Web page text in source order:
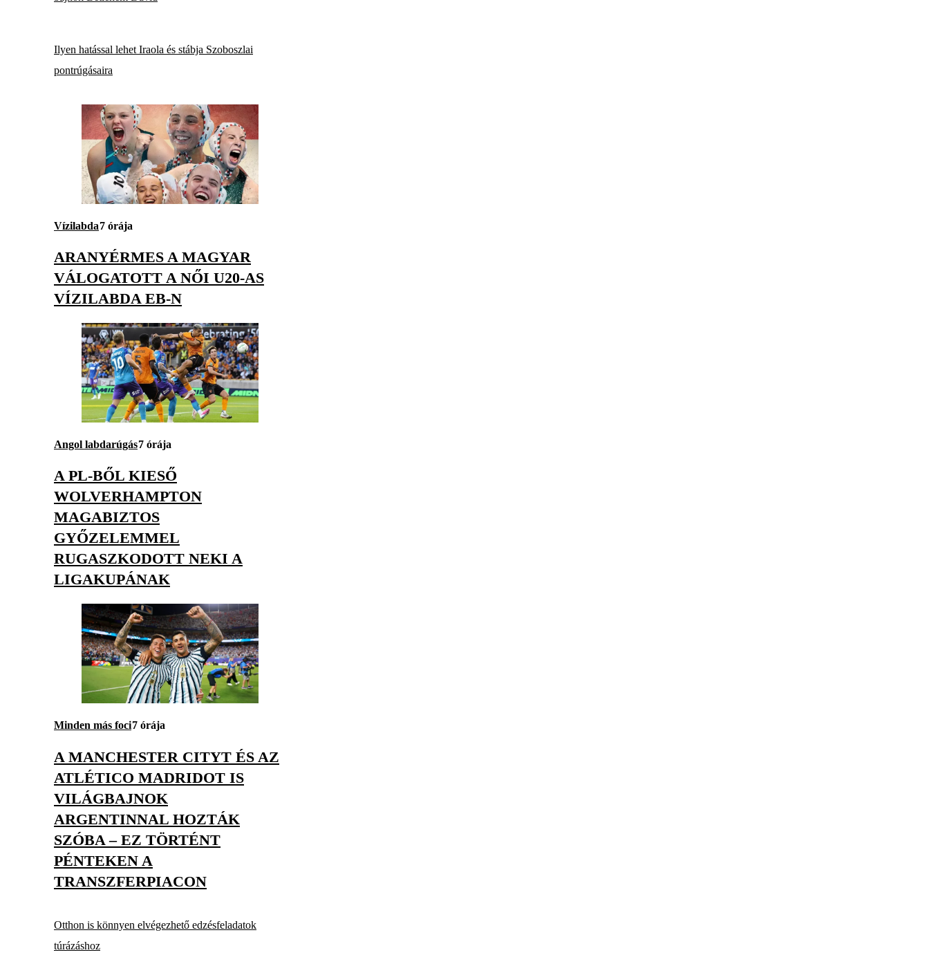
Ilyen hatással lehet Iraola és stábja Szoboszlai
pontrúgásaira
Vízilabda7 órája
ARANYÉRMES A MAGYAR
VÁLOGATOTT A NŐI U20-AS
VÍZILABDA EB-N
Angol labdarúgás7 órája
A PL-BŐL KIESŐ
WOLVERHAMPTON
MAGABIZTOS
GYŐZELEMMEL
RUGASZKODOTT NEKI A
LIGAKUPÁNAK
Minden más foci7 órája
A MANCHESTER CITYT ÉS AZ
ATLÉTICO MADRIDOT IS
VILÁGBAJNOK
ARGENTINNAL HOZTÁK
SZÓBA – EZ TÖRTÉNT
PÉNTEKEN A
TRANSZFERPIACON
Otthon is könnyen elvégezhető edzésfeladatok
túrázáshoz